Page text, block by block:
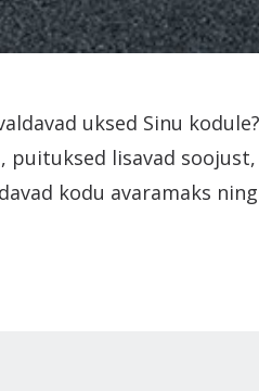
uksed Sinu kodule?
puituksed lisavad
kodu avaramaks